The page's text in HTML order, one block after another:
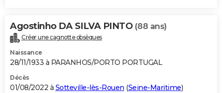
Agostinho DA SILVA PINTO (88 ans)
Créer une cagnotte obsèques
Naissance
28/11/1933 à PARANHOS/PORTO PORTUGAL
Décès
01/08/2022 à Sotteville-lès-Rouen (Seine-Maritime)